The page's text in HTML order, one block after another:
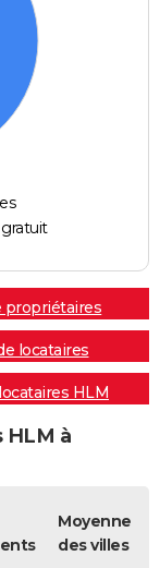
propriétaires
locataires
HLM
HLM à
Moyenne
des villes